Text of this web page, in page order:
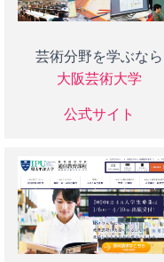
芸術分野を学ぶなら
大阪芸術大学
公式サイト